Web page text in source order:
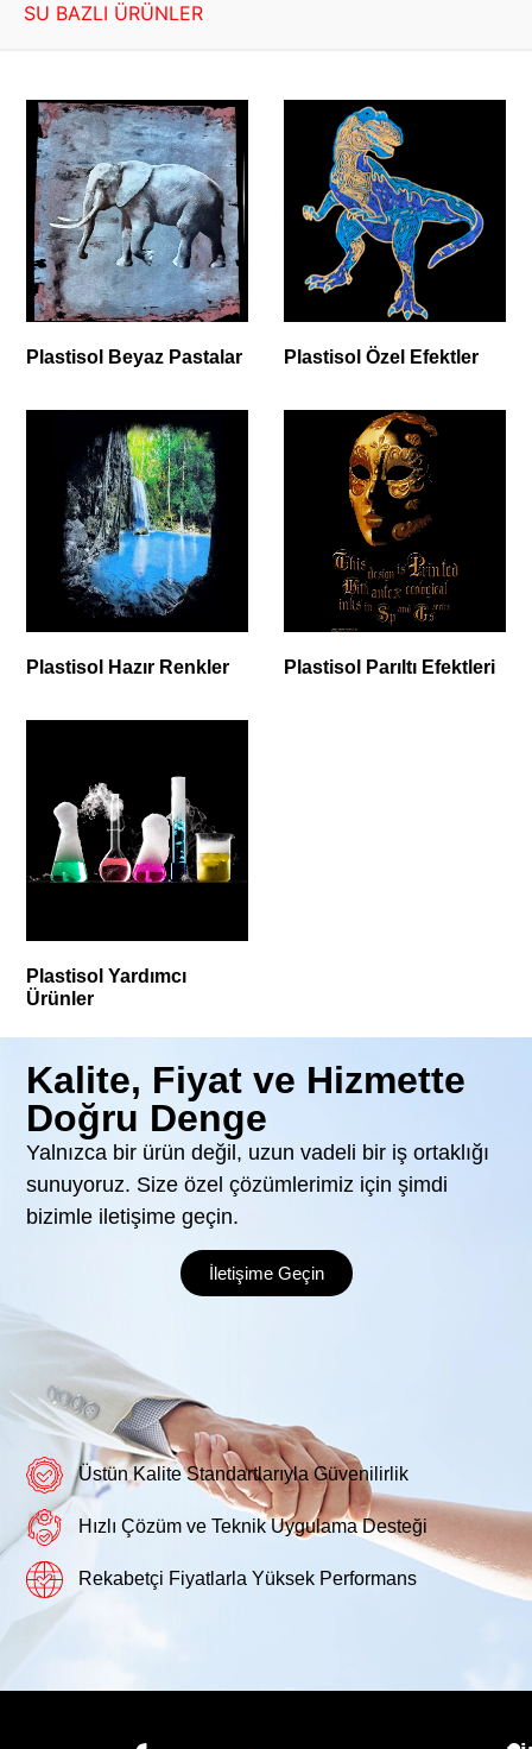
SU BAZLI ÜRÜNLER
Plastisol Beyaz Pastalar Plastisol Özel Efektler
Plastisol Hazır Renkler Plastisol Parıltı Efektleri
Plastisol Yardımcı
Ürünler
Kalite, Fiyat ve Hizmette
Doğru Denge
Yalnızca bir ürün değil, uzun vadeli bir iş ortaklığı
sunuyoruz. Size özel çözümlerimiz için şimdi
bizimle iletişime geçin.
İletişime Geçin
Üstün Kalite Standartlarıyla Güvenilirlik
Hızlı Çözüm ve Teknik Uygulama Desteği
Rekabetçi Fiyatlarla Yüksek Performans